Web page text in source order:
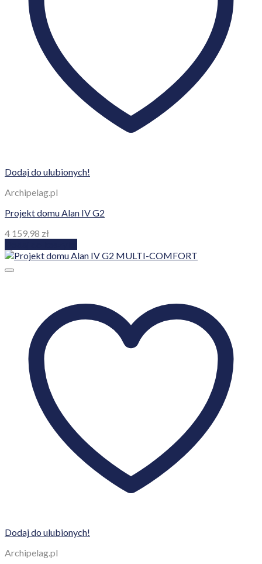
Dodaj do ulubionych!
Archipelag.pl
Projekt domu Alan IV G2
4 159,98 zł
Dodaj do ulubionych!
Archipelag.pl